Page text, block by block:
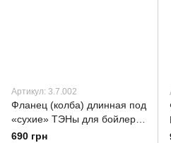
Артикул: 3.7.002
Фланец (колба) длинная под
«сухие» ТЭНы для бойлеров
Tesy, Bosch
690 грн